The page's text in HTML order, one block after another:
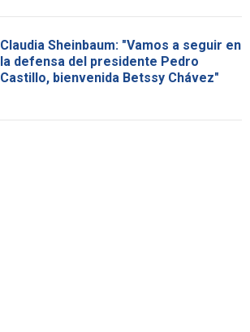
Claudia Sheinbaum: "Vamos a seguir en
la defensa del presidente Pedro
Castillo, bienvenida Betssy Chávez"